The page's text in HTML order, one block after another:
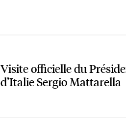
Visite officielle du
d’Italie Sergio Mattarella